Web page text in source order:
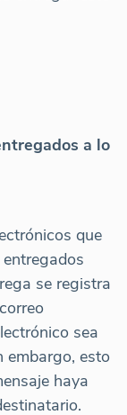
a lo
que
se registra
sea
embargo, esto
haya